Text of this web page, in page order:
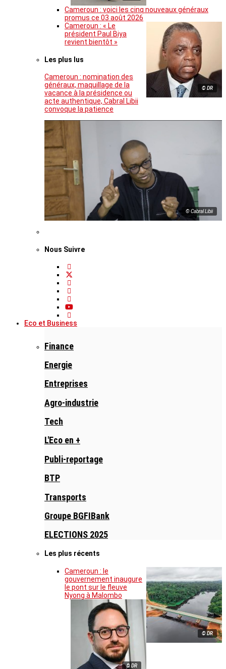
Cameroun : voici les cinq nouveaux généraux
promus ce 03 août 2026
© DR
Cameroun : « Le
président Paul Biya
revient bientôt »
Les plus lus
Cameroun : nomination des
généraux, maquillage de la
vacance à la présidence ou
acte authentique, Cabral Libii
convoque la patience
© Cabral Libii
Nous Suivre
Eco et Business
Finance
Energie
Entreprises
Agro-industrie
Tech
L'Eco en +
Publi-reportage
BTP
Transports
Groupe BGFIBank
ELECTIONS 2025
Les plus récents
© DR
Cameroun : le
gouvernement inaugure
le pont sur le fleuve
Nyong à Malombo
© DR